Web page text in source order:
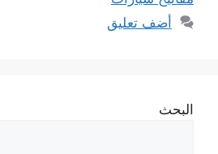
أضف تعليق
البحث